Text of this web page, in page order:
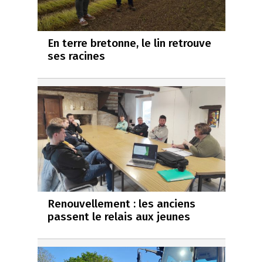
En terre bretonne, le lin retrouve
ses racines
Renouvellement : les anciens
passent le relais aux jeunes